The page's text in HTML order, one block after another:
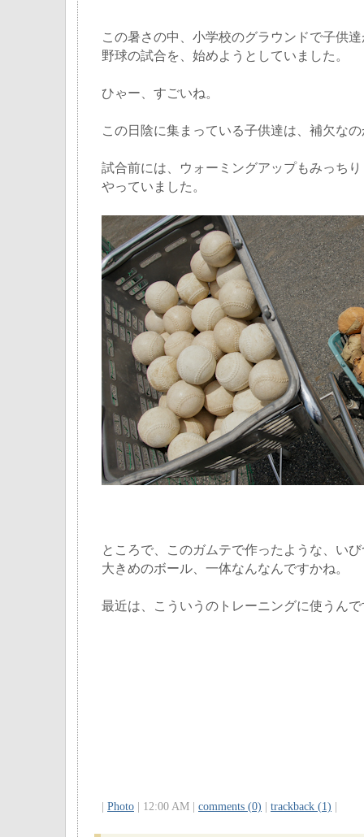
この暑さの中、小学校のグラウンドで子供
野球の試合を、始めようとしていました。
ひゃー、すごいね。
この日陰に集まっている子供達は、補欠な
試合前には、ウォーミングアップもみっちり
やっていました。
ところで、このガムテで作ったような、い
大きめのボール、一体なんなんですかね。
最近は、こういうのトレーニングに使うん
Photo | 12:00 AM | comments (0) trackback (1)